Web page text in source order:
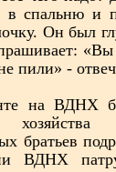
спальню и
Он был
«Вы
пили» -
на ВДНХ
братьев
ВДНХ